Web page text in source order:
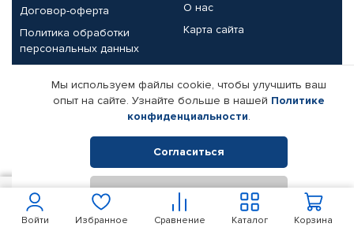
Войти Избранное Сравнение Корзина
Каталог
Договор-оферта
Политика обработки
персональных данных
О нас
Карта сайта
Партнерам
Корпоративным клиентам
Поставщикам
Реквизиты компании
© КАМАЗ ЦЕНТР ДОНЕЦК, 2015-2026. Все права защищены.
Интернет-магазин автомобильных товаров Автопрофи.
Мы используем файлы cookie, чтобы улучшить ваш
опыт на сайте. Узнайте больше в нашей Политике
конфиденциальности.
Согласиться
Отклонить
400 В корзину